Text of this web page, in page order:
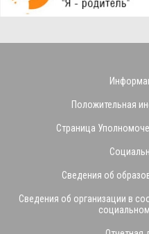
Положительная
Страница
Сведения об
Сведения об организации в